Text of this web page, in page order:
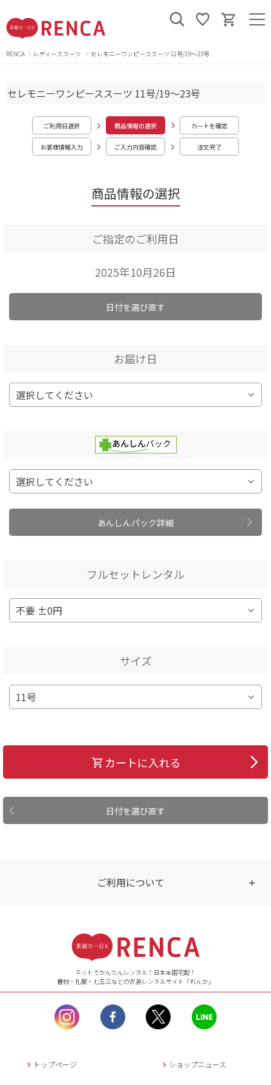
RENCA レディーススーツ セレモニーワンピーススーツ 11号/19～23号
商品情報の選択
セレモニーワンピーススーツ 11号/19～23号
ご利用日選択 商品情報の選択 カートを確認
お客様情報入力 ご入力内容確認 注文完了
ご指定のご利用日
2025年10月26日
日付を選び直す
お届け日
あんしんパック詳細
フルセットレンタル
サイズ
日付を選び直す
カートに入れる
ご利用について
【ご注文（インターネット）】
24時間年中無休
【お問い合わせ窓口（メー
ル）】10:00~17:00
土曜日、日曜日、臨
時休業日を除く。
営業時間外にいただ
返信させていただきま
ネットでかんたんレンタル！日本全国宅配！
着物・礼服・七五三などの衣装レンタルサイト「れんか」
トップページ ショップニュース